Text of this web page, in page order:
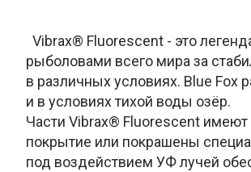
Vibrax® Fluorescent - это
рыболовами всего мира за
в различных условиях. Blue Fox
и в условиях тихой воды озёр.
Части Vibrax® Fluorescent имеют
покрытие или покрашены
под воздействием УФ лучей